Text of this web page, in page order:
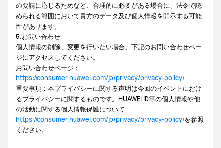
の要請に応じるためなど、合理的に必要がある場合に、法令で認
められる範囲において貴方のデータ及び個人情報を開示する可能
性があります。
5.お問い合わせ
個人情報の削除、変更を行いたい場合、下記のお問い合わせペー
ジにアクセスしてください。
お問い合わせページ：
https://consumer.huawei.com/jp/privacy/privacy-policy/
重要事項：本プライバシーに関する声明は今回のイベントにおけ
るプライバシーに関するものです。HUAWEI ID等の個人情報や他
の活動に関する個人情報保護について
https://consumer.huawei.com/jp/privacy/privacy-policy/を参照
ください。